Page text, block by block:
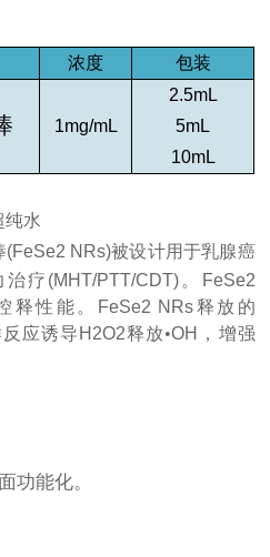
浓度 包装
1mg/mL
2.5mL
5mL
10mL
纯水
(FeSe2 NRs)被设计用于乳腺癌
治疗 (MHT/PTT/CDT) 。
FeSe2
释性能。 FeSe2 NRs释放的
应诱导 H2O2释放•OH
，增强
功能化。